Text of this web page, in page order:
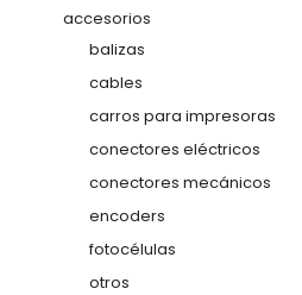
accesorios
balizas
cables
carros para impresoras
conectores eléctricos
conectores mecánicos
encoders
fotocélulas
otros